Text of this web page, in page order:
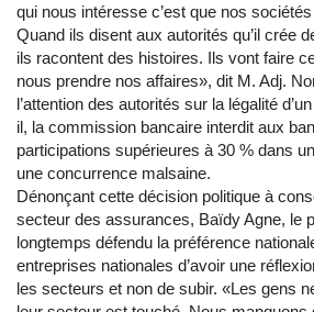
qui nous intéresse c’est que nos
Quand ils disent aux autorités qu’il crée
ils racontent des histoires. Ils vont faire
nous prendre nos affaires», dit M. Adj.
l’attention des autorités sur la légalité
il, la commission bancaire interdit aux
participations supérieures à 30 % dans
une concurrence malsaine.
Dénonçant cette décision politique à
secteur des assurances, Baïdy Agne, le
longtemps défendu la préférence
entreprises nationales d’avoir une
les secteurs et non de subir. «Les gens